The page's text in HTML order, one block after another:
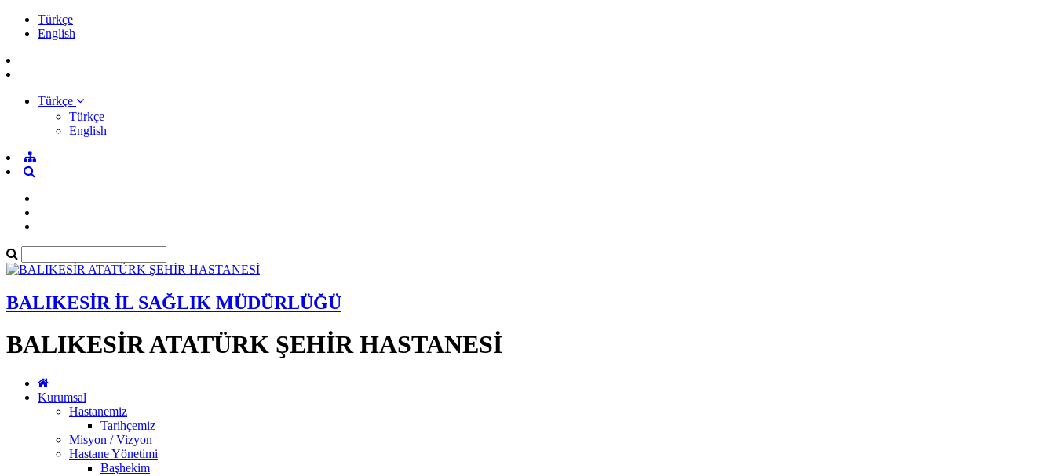
Türkçe
English
Türkçe
Türkçe
English
BALIKESİR İL SAĞLIK MÜDÜRLÜĞÜ
BALIKESİR ATATÜRK ŞEHİR HASTANESİ
Kurumsal
Hastanemiz
Tarihçemiz
Misyon / Vizyon
Hastane Yönetimi
Başhekim